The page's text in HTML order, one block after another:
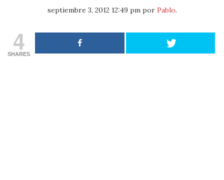
septiembre 3, 2012 12:49 pmpor Pablo.
4
SHARES